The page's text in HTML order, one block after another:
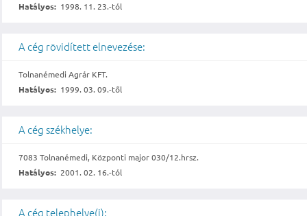
Hatályos: 1998. 11. 23.-tól
A cég rövidített elnevezése:
Tolnanémedi Agrár KFT.
Hatályos: 1999. 03. 09.-től
A cég székhelye:
7083 Tolnanémedi, Központi major 030/12.hrsz.
Hatályos: 2001. 02. 16.-tól
A cég telephelye(i):